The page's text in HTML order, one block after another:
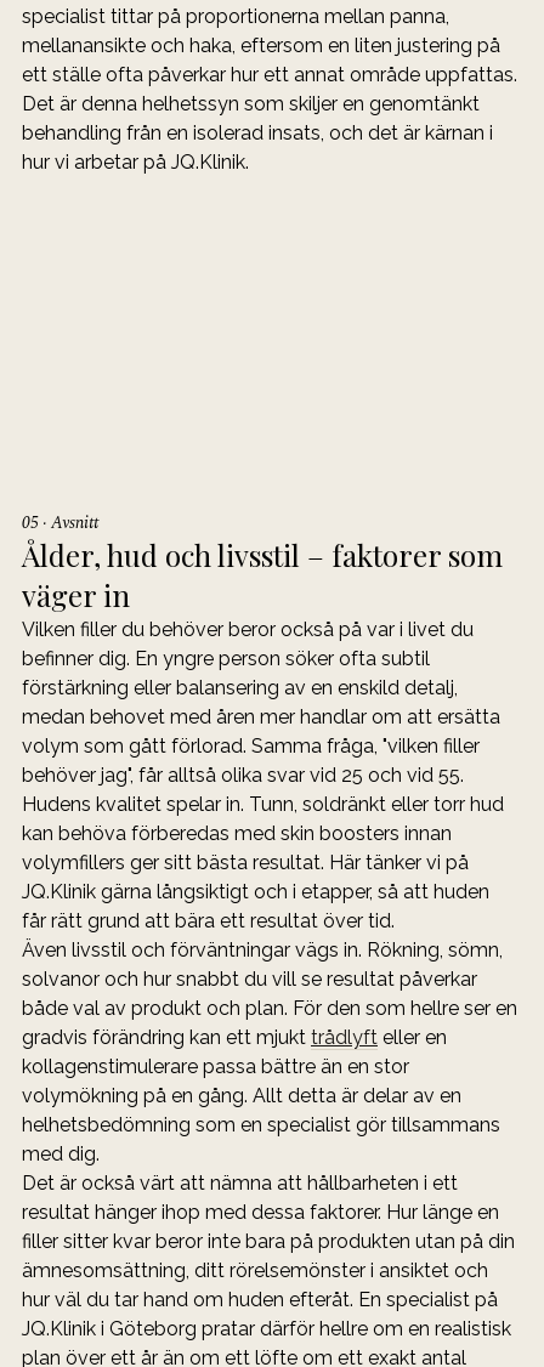
specialist tittar på proportionerna mellan panna,
mellanansikte och haka, eftersom en liten justering på
ett ställe ofta påverkar hur ett annat område uppfattas.
Det är denna helhetssyn som skiljer en genomtänkt
behandling från en isolerad insats, och det är kärnan i
hur vi arbetar på JQ.Klinik.
05 · Avsnitt
Ålder, hud och livsstil – faktorer som
väger in
Vilken filler du behöver beror också på var i livet du
befinner dig. En yngre person söker ofta subtil
förstärkning eller balansering av en enskild detalj,
medan behovet med åren mer handlar om att ersätta
volym som gått förlorad. Samma fråga, "vilken filler
behöver jag", får alltså olika svar vid 25 och vid 55.
Hudens kvalitet spelar in. Tunn, soldränkt eller torr hud
kan behöva förberedas med skin boosters innan
volymfillers ger sitt bästa resultat. Här tänker vi på
JQ.Klinik gärna långsiktigt och i etapper, så att huden
får rätt grund att bära ett resultat över tid.
Även livsstil och förväntningar vägs in. Rökning, sömn,
solvanor och hur snabbt du vill se resultat påverkar
både val av produkt och plan. För den som hellre ser en
gradvis förändring kan ett mjukt trådlyft eller en
kollagenstimulerare passa bättre än en stor
volymökning på en gång. Allt detta är delar av en
helhetsbedömning som en specialist gör tillsammans
med dig.
Det är också värt att nämna att hållbarheten i ett
resultat hänger ihop med dessa faktorer. Hur länge en
filler sitter kvar beror inte bara på produkten utan på din
ämnesomsättning, ditt rörelsemönster i ansiktet och
hur väl du tar hand om huden efteråt. En specialist på
JQ.Klinik i Göteborg pratar därför hellre om en realistisk
plan över ett år än om ett löfte om ett exakt antal